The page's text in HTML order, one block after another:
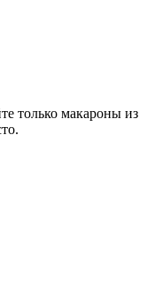
только макароны из